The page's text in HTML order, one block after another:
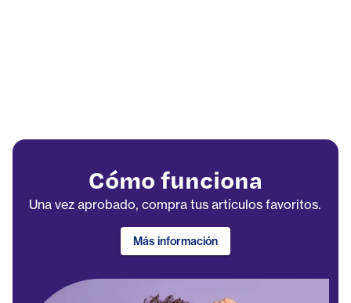
Cómo funciona
Una vez aprobado, compra tus artículos favoritos.
Más información